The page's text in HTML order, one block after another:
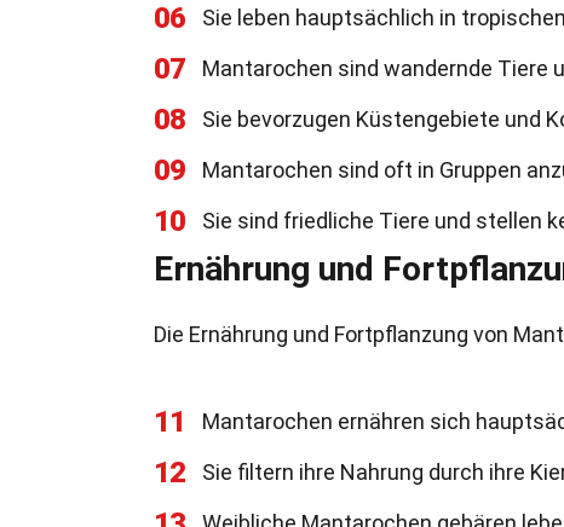
06 Sie leben hauptsächlich in
07 Mantarochen sind wandernde Tiere
08 Sie bevorzugen Küstengebiete und
09 Mantarochen sind oft in Gruppen
10 Sie sind friedliche Tiere und stellen
Ernährung und
Die Ernährung und Fortpflanzung von
11 Mantarochen ernähren sich
12 Sie filtern ihre Nahrung durch ihre